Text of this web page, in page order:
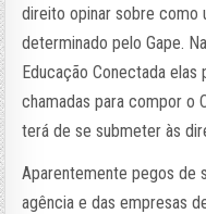
direito opinar sobre como
determinado pelo Gape.
Educação Conectada
chamadas para compor o
terá de se submeter às
Aparentemente pegos de
agência e das empresas